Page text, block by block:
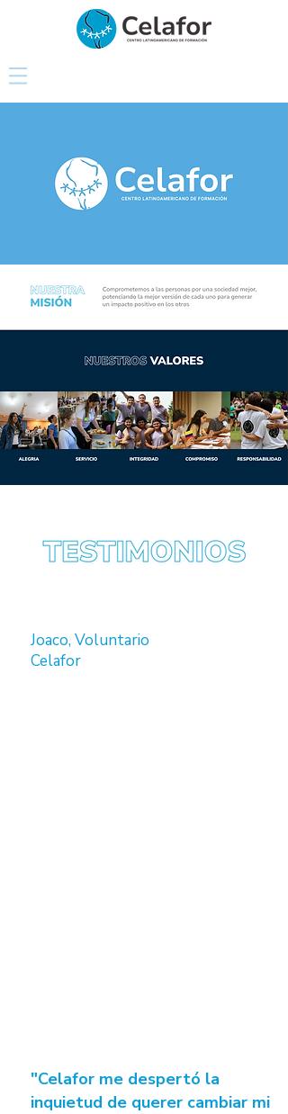
Joaco, Voluntario
Celafor
"Celafor me despertó la
inquietud de querer cambiar mi